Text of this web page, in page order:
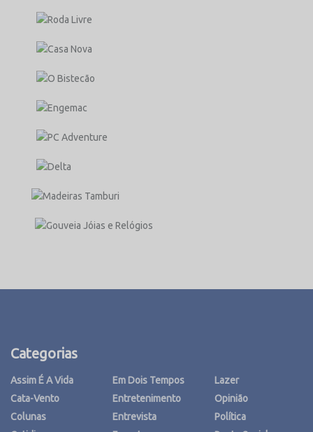
Categorias
Assim É A Vida
Cata-Vento
Colunas
Em Dois Tempos
Entretenimento
Entrevista
Lazer
Opinião
Política